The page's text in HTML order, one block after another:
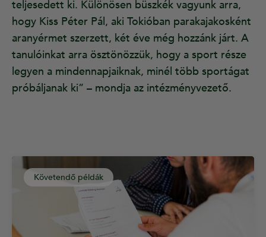
teljesedett ki. Különösen büszkék vagyunk arra,
hogy Kiss Péter Pál, aki Tokióban parakajakosként
aranyérmet szerzett, két éve még hozzánk járt. A
tanulóinkat arra ösztönözzük, hogy a sport része
legyen a mindennapjaiknak, minél több sportágat
próbáljanak ki” – mondja az intézményvezető.
Követendő példák